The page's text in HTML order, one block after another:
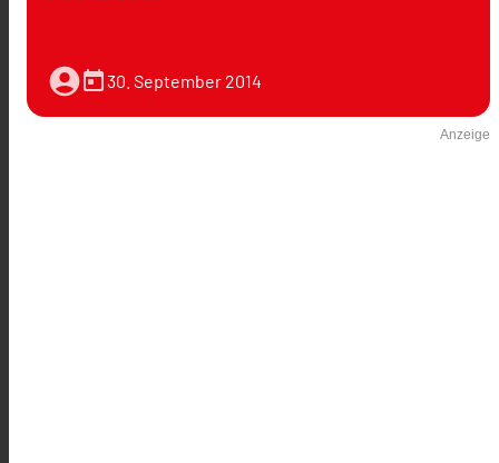
account_circle today 30. September 2014
Anzeige